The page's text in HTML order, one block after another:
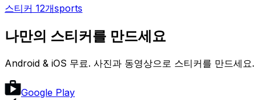
스티커 12개sports
나만의 스티커를 만드세요
Android & iOS 무료. 사진과 동영상으로 스티커를 만드세요.
Google Play